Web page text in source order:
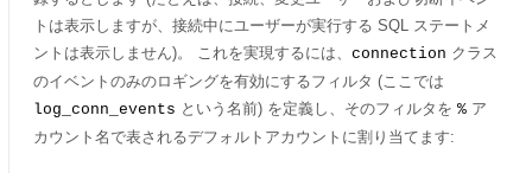
トは表示しますが、接続中にユーザーが実行する SQL ステートメ
ントは表示しません)。 これを実現するには、 connection クラス
のイベントのみのロギングを有効にするフィルタ (ここでは
log_conn_events という名前) を定義し、そのフィルタを % ア
カウント名で表されるデフォルトアカウントに割り当てます: